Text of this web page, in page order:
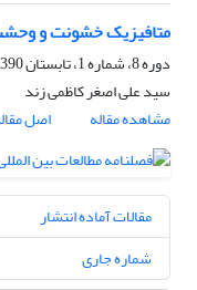
متافیزیک خشونت و
دوره 8، شماره 1، تابستان 1390، صفحه
سید علی اصغر کاظمی زند
مشاهده مقاله
اصل
مقالات آماده انتشار
شماره جاری